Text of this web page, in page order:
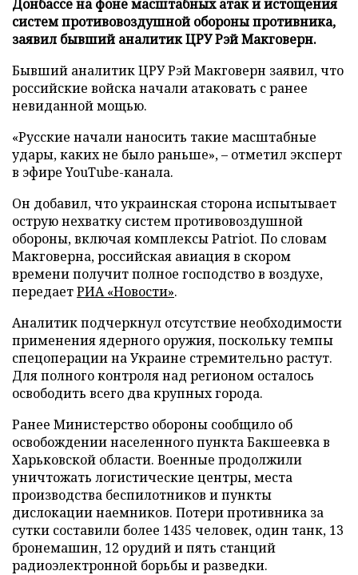
Донбассе на фоне масштабных атак и истощения
систем противовоздушной обороны противника,
заявил бывший аналитик ЦРУ Рэй Макговерн.
Бывший аналитик ЦРУ Рэй Макговерн заявил, что
российские войска начали атаковать с ранее
невиданной мощью.
«Русские начали наносить такие масштабные
удары, каких не было раньше», – отметил эксперт
в эфире YouTube-канала.
Он добавил, что украинская сторона испытывает
острую нехватку систем противовоздушной
обороны, включая комплексы Patriot. По словам
Макговерна, российская авиация в скором
времени получит полное господство в воздухе,
передаетРИА «Новости».
Аналитик подчеркнул отсутствие необходимости
применения ядерного оружия, поскольку темпы
спецоперации на Украине стремительно растут.
Для полного контроля над регионом осталось
освободить всего два крупных города.
Ранее Министерство обороны сообщило об
освобождении населенного пункта Бакшеевка в
Харьковской области. Военные продолжили
уничтожать логистические центры, места
производства беспилотников и пункты
дислокации наемников. Потери противника за
сутки составили более 1435 человек, один танк, 13
бронемашин, 12 орудий и пять станций
радиоэлектронной борьбы и разведки.